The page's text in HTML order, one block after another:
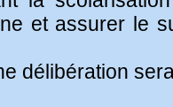
et assurer le
délibération